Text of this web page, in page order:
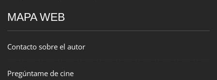
MAPA WEB
Contacto sobre el autor
Pregúntame de cine